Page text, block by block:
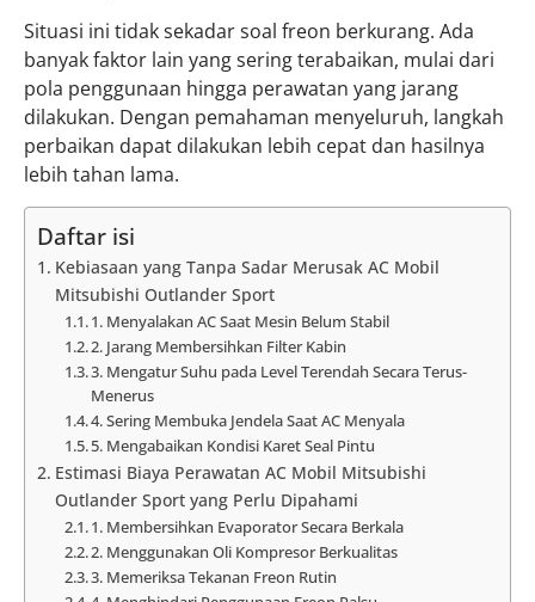
Situasi ini tidak sekadar soal freon berkurang. Ada
banyak faktor lain yang sering terabaikan, mulai dari
pola penggunaan hingga perawatan yang jarang
dilakukan. Dengan pemahaman menyeluruh, langkah
perbaikan dapat dilakukan lebih cepat dan hasilnya
lebih tahan lama.
Daftar isi
Kebiasaan yang Tanpa Sadar Merusak AC Mobil
Mitsubishi Outlander Sport
1. Menyalakan AC Saat Mesin Belum Stabil
2. Jarang Membersihkan Filter Kabin
3. Mengatur Suhu pada Level Terendah Secara Terus-
Menerus
4. Sering Membuka Jendela Saat AC Menyala
5. Mengabaikan Kondisi Karet Seal Pintu
Estimasi Biaya Perawatan AC Mobil Mitsubishi
Outlander Sport yang Perlu Dipahami
1. Membersihkan Evaporator Secara Berkala
2. Menggunakan Oli Kompresor Berkualitas
3. Memeriksa Tekanan Freon Rutin